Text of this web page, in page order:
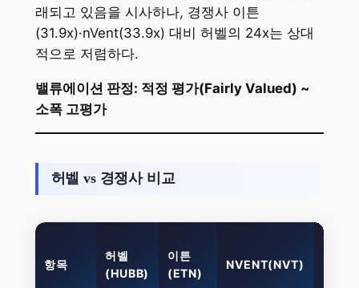
래되고 있음을 시사하나, 경쟁사 이튼
(31.9x)·nVent(33.9x) 대비 허벨의 24x는 상대
적으로 저렴하다.
밸류에이션 판정: 적정 평가(Fairly Valued) ~
소폭 고평가
허벨 vs 경쟁사 비교
항목
허벨
(HUBB)
이튼
(ETN)
NVENT(NVT)
에머슨